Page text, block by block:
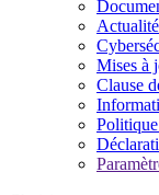
Actualité
Mises à
Clause